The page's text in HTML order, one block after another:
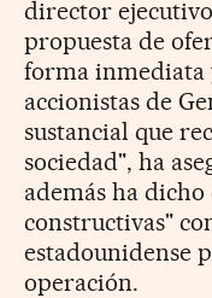
director
propuesta de
forma inmediata
accionistas de
sustancial que
sociedad", ha
además ha
constructivas"
estadounidense
operación.